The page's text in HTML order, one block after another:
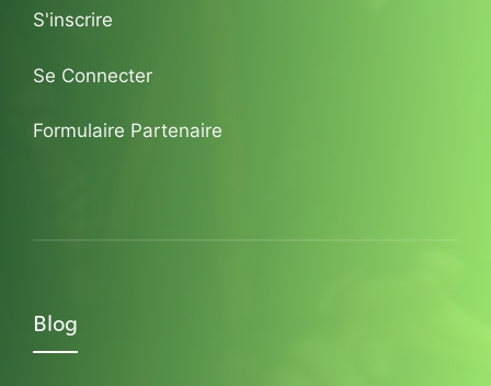
S'inscrire
Se Connecter
Formulaire Partenaire
Blog